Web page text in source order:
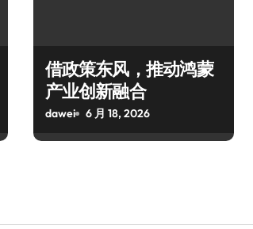
借政策东风，推动鸿蒙
产业创新融合
dawei 6 月 18, 2026